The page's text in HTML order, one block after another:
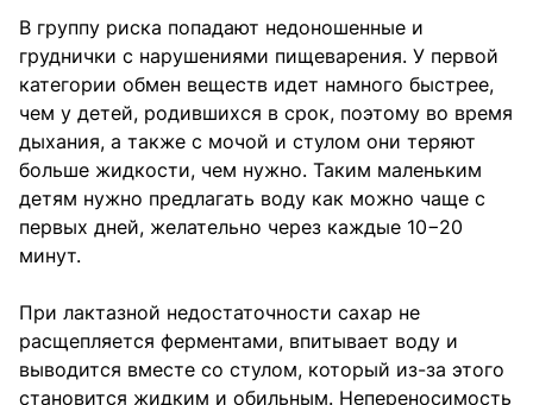
В группу риска попадают недоношенные и
груднички с нарушениями пищеварения. У первой
категории обмен веществ идет намного быстрее,
чем у детей, родившихся в срок, поэтому во время
дыхания, а также с мочой и стулом они теряют
больше жидкости, чем нужно. Таким маленьким
детям нужно предлагать воду как можно чаще с
первых дней, желательно через каждые 10−20
минут.
При лактазной недостаточности сахар не
расщепляется ферментами, впитывает воду и
выводится вместе со стулом, который из-за этого
становится жидким и обильным. Непереносимость